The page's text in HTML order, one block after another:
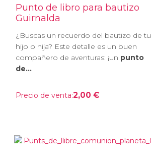
Punto de libro para bautizo
Guirnalda
¿Buscas un recuerdo del bautizo de tu
hijo o hija? Este detalle es un buen
compañero de aventuras: ¡un punto
de...
Precio de venta:2,00 €